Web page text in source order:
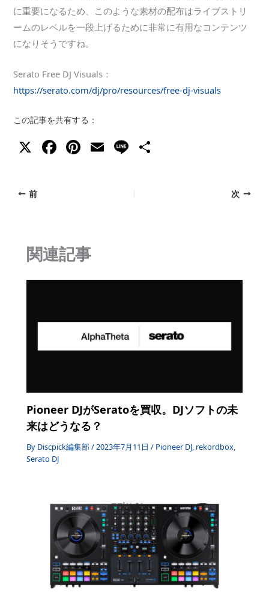
に重要になるため、このような素材の配布はライブストリ
ームのレベルを一段上げるために非常に有用なコンテンツ
になりそうですね。
Serato Free DJ Visuals：
https://serato.com/dj/pro/resources/free-dj-visuals
この記事を共有する：
X F
o
o
k
Pi E Li
e
前 次
関連記事
Pioneer DJがSeratoを買収。DJソフトの未
来はどうなる？
By Discpick編集部/2023年7月11日/ Pioneer DJ, rekordbox,
Serato DJ